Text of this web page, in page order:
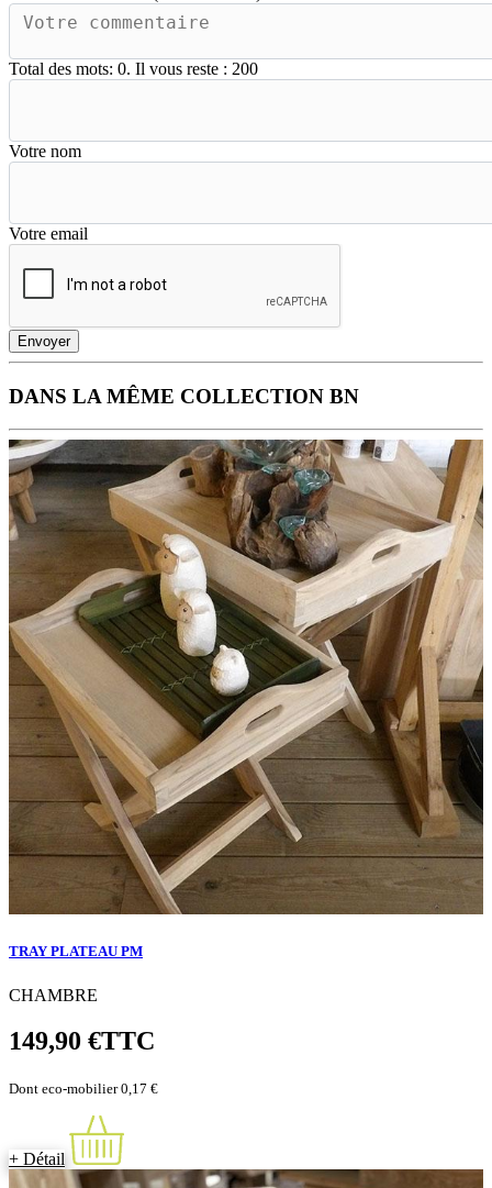
Total des mots: 0. Il vous reste : 200
Votre nom
Votre email
Envoyer
DANS LA MÊME COLLECTION BN
TRAY PLATEAU PM
CHAMBRE
149,90 €TTC
Dont eco-mobilier 0,17 €
+ Détail